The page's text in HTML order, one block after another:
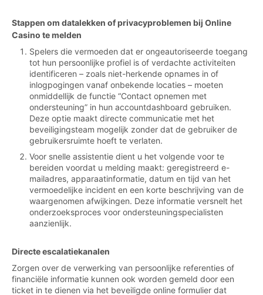
Stappen om datalekken of privacyproblemen bij Online
Casino te melden
Spelers die vermoeden dat er ongeautoriseerde toegang
tot hun persoonlijke profiel is of verdachte activiteiten
identificeren – zoals niet-herkende opnames in of
inlogpogingen vanaf onbekende locaties – moeten
onmiddellijk de functie “Contact opnemen met
ondersteuning” in hun accountdashboard gebruiken.
Deze optie maakt directe communicatie met het
beveiligingsteam mogelijk zonder dat de gebruiker de
gebruikersruimte hoeft te verlaten.
Voor snelle assistentie dient u het volgende voor te
bereiden voordat u melding maakt: geregistreerd e-
mailadres, apparaatinformatie, datum en tijd van het
vermoedelijke incident en een korte beschrijving van de
waargenomen afwijkingen. Deze informatie versnelt het
onderzoeksproces voor ondersteuningspecialisten
aanzienlijk.
Directe escalatiekanalen
Zorgen over de verwerking van persoonlijke referenties of
financiële informatie kunnen ook worden gemeld door een
ticket in te dienen via het beveiligde online formulier dat